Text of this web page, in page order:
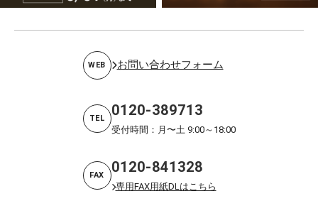
WEB お問い合わせフォーム
TEL 0120-389713
受付時間：月〜土 9:00～18:00
FAX 0120-841328
専用FAX用紙DLはこちら